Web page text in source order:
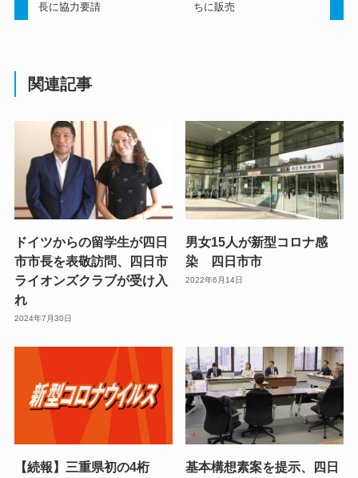
長に協力要請 ちに販売
関連記事
ドイツからの留学生が四日
市市長を表敬訪問、四日市
ライオンズクラブが受け入
れ
2024年7月30日
男女15人が新型コロナ感
染 四日市市
2022年6月14日
【続報】三重県初の4桁
基本構想素案を提示、四日